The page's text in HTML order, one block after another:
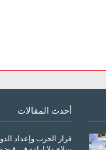
أحدث المقالات
قرار الحرب وإعداد